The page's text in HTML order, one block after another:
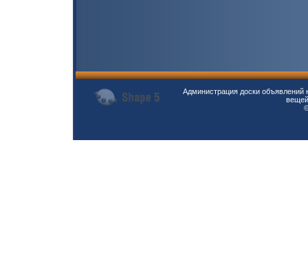
Администрация доски объявлений